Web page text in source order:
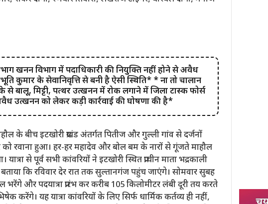
खनन विभाग में पदाधिकारी की नियुक्ति नहीं होने से अवैध
कुमार के सेवानिवृत्ति से बनी है ऐसी स्थिति* * ना तो चालान
बालू, मिट्टी, पत्थर उत्खनन में रोक लगाने में जिला टास्क फोर्स
उत्खनन को लेकर कड़ी कार्रवाई की घोषणा की है*
के बीच इटखोरी प्रखंड अंतर्गत पितीज और गुल्ली गांव से दर्जनों
को रवाना हुआ। हर-हर महादेव और बोल बम के नारों से गूंजते माहौल
से पूर्व सभी कांवरियों ने इटखोरी स्थित प्राचीन माता भद्रकाली
कि रविवार देर रात तक सुल्तानगंज पहुंच जाएंगे। सोमवार सुबह
भरेंगे और पदयात्रा प्रारंभ कर करीब 105 किलोमीटर लंबी दूरी तय करते
करेंगे। यह यात्रा कांवरियों के लिए सिर्फ धार्मिक कर्तव्य ही नहीं,